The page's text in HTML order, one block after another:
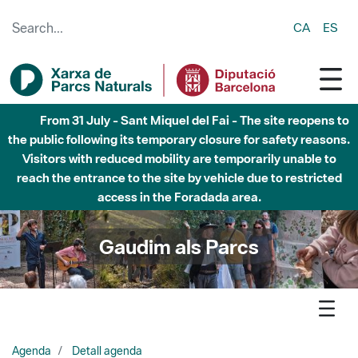
CA ES
5 d'agost - Parc Natural de Sant Llorenç del Munt i l
´Obac - Nivell 3 del Pla Alfa (perill molt alt d'incendi)
Gaudim als Parcs
Agenda
Detall agenda
Garraf - La cova Negra: descobrim l’interior del massís del